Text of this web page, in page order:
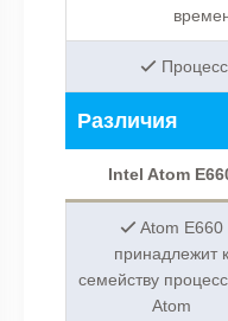
Различия
Intel Atom
Atom E660
принадлежит к
семейству
Atom